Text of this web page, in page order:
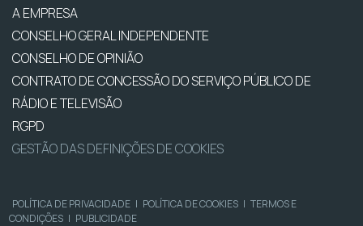
A EMPRESA
CONSELHO GERAL INDEPENDENTE
CONSELHO DE OPINIÃO
CONTRATO DE CONCESSÃO DO SERVIÇO PÚBLICO DE
RÁDIO E TELEVISÃO
RGPD
GESTÃO DAS DEFINIÇÕES DE COOKIES
POLÍTICA DE PRIVACIDADE | POLÍTICA DE COOKIES | TERMOS E
CONDIÇÕES | PUBLICIDADE